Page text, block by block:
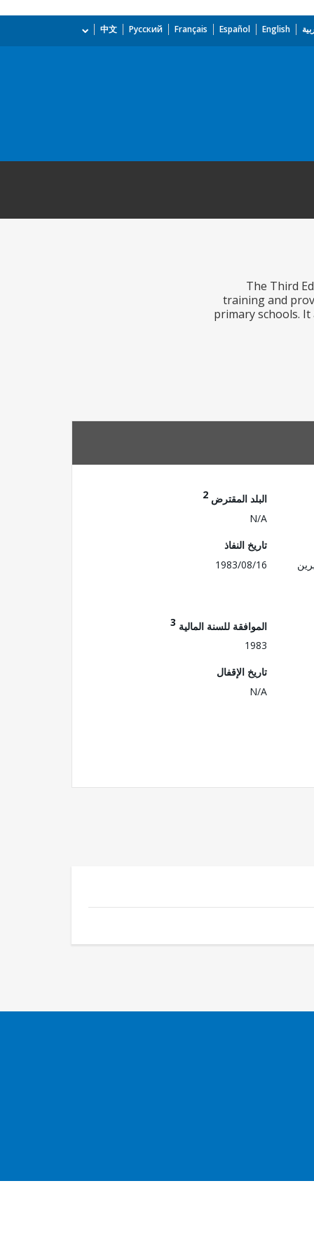
English
Español
Français
Русский
中文
The Third
training and
primary schools.
البلد المقترض 2
N/A
تاريخ النفاذ
1983/08/16
الموافقة للسنة المالية 3
1983
تاريخ الإقفال
N/A